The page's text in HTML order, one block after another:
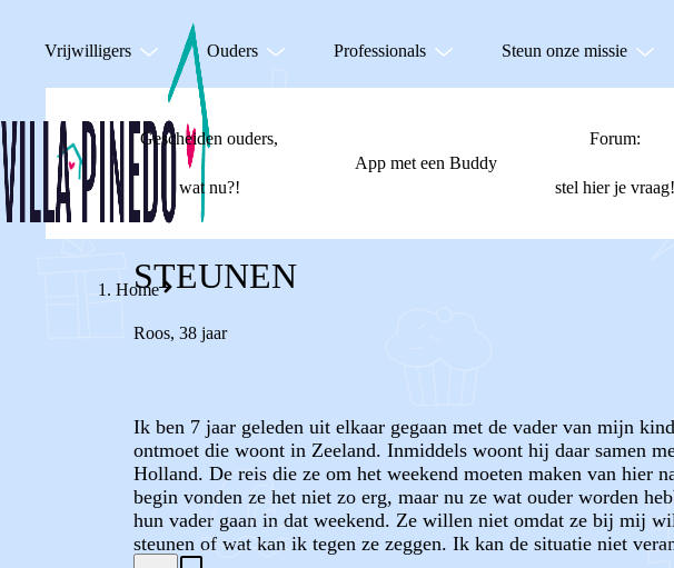
Vrijwilligers Ouders Professionals Steun onze missie
Gescheiden ouders,
wat nu?!
App met een Buddy
Forum:
stel hier je vraag!
HomeSTEUNEN
Roos, 38 jaar
Ik ben 7 jaar geleden uit elkaar gegaan met de vader van mijn
ontmoet die woont in Zeeland. Inmiddels woont hij daar samen
Holland. De reis die ze om het weekend moeten maken van hier
begin vonden ze het niet zo erg, maar nu ze wat ouder worden
hun vader gaan in dat weekend. Ze willen niet omdat ze bij mij
steunen of wat kan ik tegen ze zeggen. Ik kan de situatie niet